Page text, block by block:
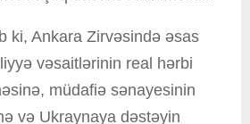
ki, Ankara Zirvəsində əsas
vəsaitlərinin real hərbi
müdafiə sənayesinin
və Ukraynaya dəstəyin